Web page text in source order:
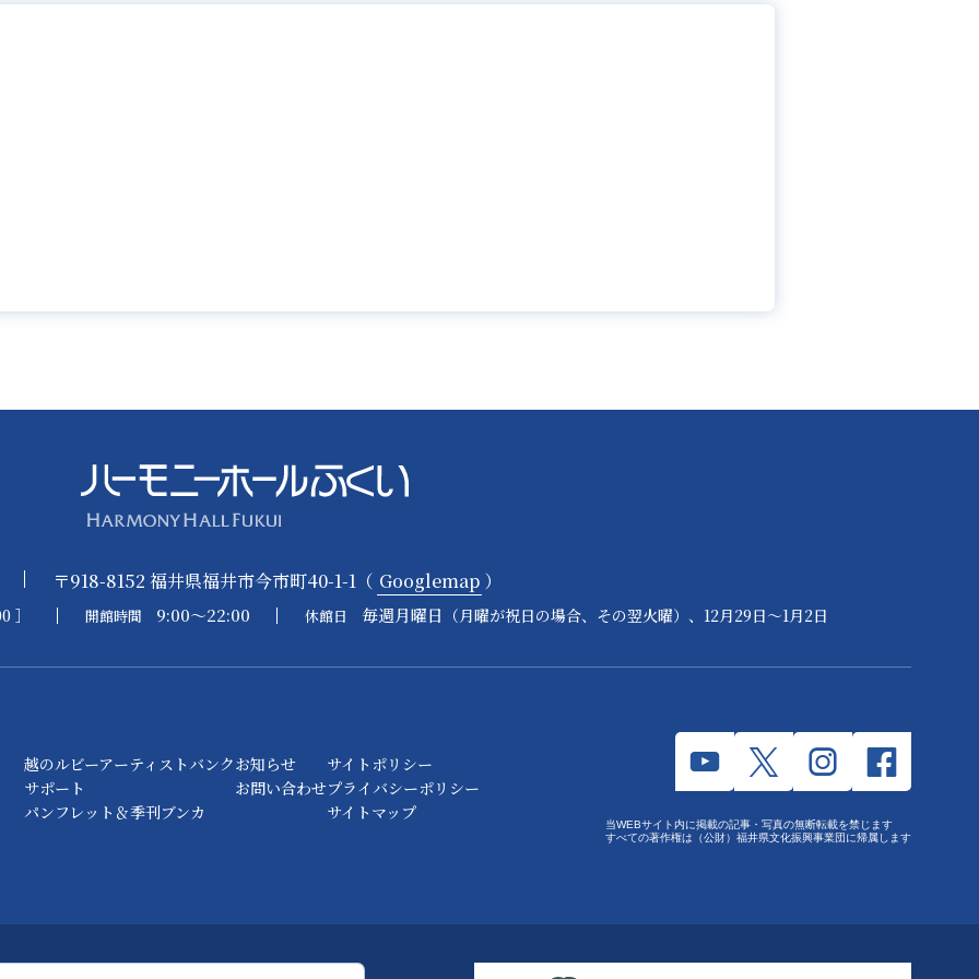
〒918-8152 福井県福井市今市町40-1-1（ Googlemap ）
］ 開館時間 9:00～22:00 休館日 毎週月曜日 （月曜が祝日の場合、その翌火曜）、12月29日～1月2日
越のルビーアーティストバンク
サポート
パンフレット＆季刊ブンカ
お知らせ
お問い合わせ
サイトポリシー
プライバシーポリシー
サイトマップ
当WEBサイト内に掲載の記事・写真の無断転載を禁じます
すべての著作権は（公財）福井県文化振興事業団に帰属します